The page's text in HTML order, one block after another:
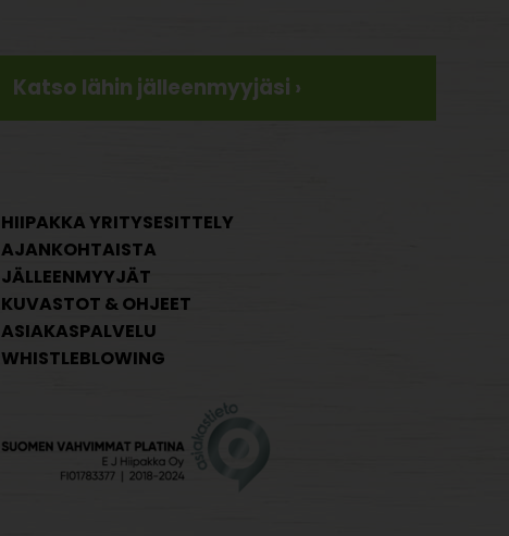
Katso lähin jälleenmyyjäsi ›
HIIPAKKA YRITYSESITTELY
AJANKOHTAISTA
JÄLLEENMYYJÄT
KUVASTOT & OHJEET
ASIAKASPALVELU
WHISTLEBLOWING